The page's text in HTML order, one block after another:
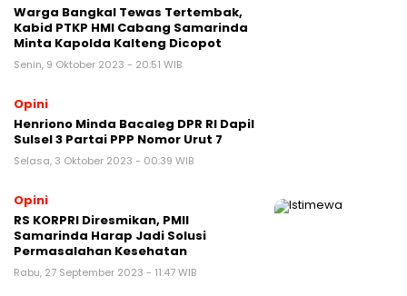
Warga Bangkal Tewas Tertembak,
Kabid PTKP HMI Cabang Samarinda
Minta Kapolda Kalteng Dicopot
Senin, 9 Oktober 2023 - 20:51 WIB
Opini
Henriono Minda Bacaleg DPR RI Dapil
Sulsel 3 Partai PPP Nomor Urut 7
Selasa, 3 Oktober 2023 - 00:39 WIB
Opini
RS KORPRI Diresmikan, PMII
Samarinda Harap Jadi Solusi
Permasalahan Kesehatan
Rabu, 27 September 2023 - 11:47 WIB